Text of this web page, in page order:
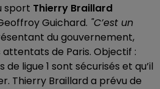
sport Thierry Braillard
Guichard. "C’est un
du gouvernement,
de Paris. Objectif :
ligue 1 sont sécurisés et qu’il
Thierry Braillard a prévu de